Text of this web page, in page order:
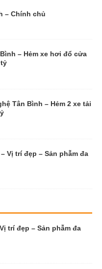
– Chính chủ
– Hẻm xe hơi đổ cửa
Tân Bình – Hẻm 2 xe tải
Vị trí đẹp – Sản phẫm đa
trí đẹp – Sản phẫm đa